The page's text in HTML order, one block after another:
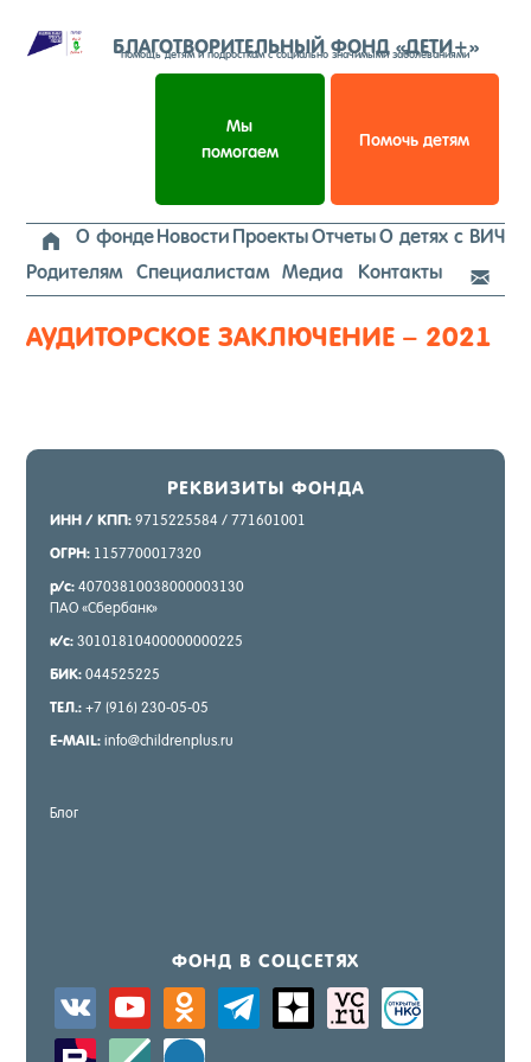
к
содержимому
БЛАГОТВОРИТЕЛЬНЫЙ ФОНД «ДЕТИ+»
помощь детям и подросткам с социально значимыми заболеваниями
Мы
помогаем
Помочь детям
 О фондеНовости ПроектыОтчетыО детях с ВИЧ
Родителям
Специалистам Медиа Контакты 
АУДИТОРСКОЕ ЗАКЛЮЧЕНИЕ – 2021
РЕК­ВИ­ЗИТЫ ФОН­ДА
ИНН / КПП: 9715225584 / 771601001
ОГРН: 1157700017320
р/с: 40703810038000003130
ПАО «Сбер­банк»
к/с: 30101810400000000225
БИК: 044525225
ТЕЛ.: +7 (916) 230-05-05
E-MAIL: info@childrenplus.ru
Блог
ФОНД В СОЦ­СЕ­ТЯХ
vkontakteyoutube odnoklassnikitelegramzen-
sitemap activity
zerply standardwindows